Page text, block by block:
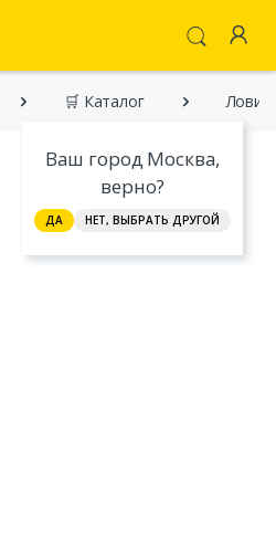
Ваш город Москва,
верно?
ДА НЕТ, ВЫБРАТЬ ДРУГОЙ
🛒 Каталог Лови